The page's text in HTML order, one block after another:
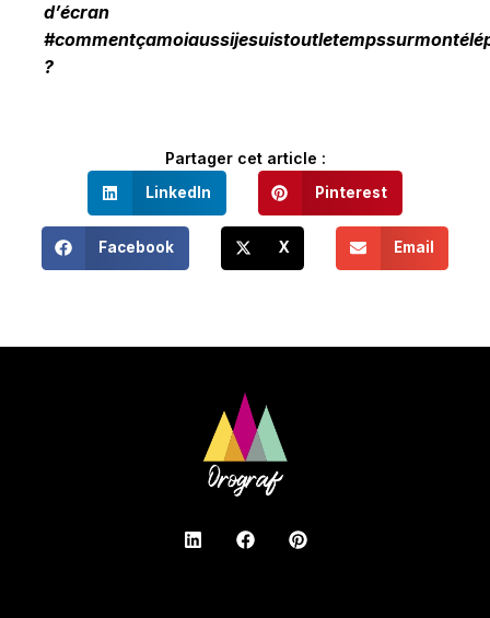
d’écran
?
Partager cet article :
LinkedIn Pinterest
Facebook X Email